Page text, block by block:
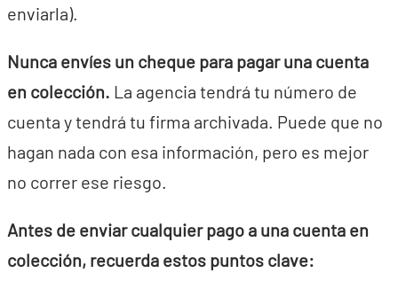
enviarla).
Nunca envíes un cheque para pagar una cuenta
en colección. La agencia tendrá tu número de
cuenta y tendrá tu firma archivada. Puede que no
hagan nada con esa información, pero es mejor
no correr ese riesgo.
Antes de enviar cualquier pago a una cuenta en
colección, recuerda estos puntos clave: